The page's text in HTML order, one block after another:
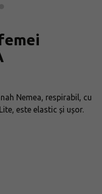
Nemea, respirabil, cu
este elastic și ușor.